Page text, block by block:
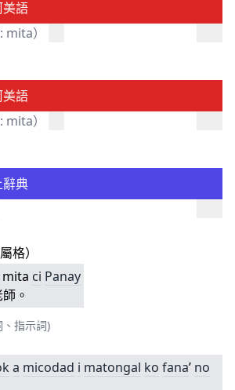
語
mita）
語
mita）
辭典
格）
mita ci Panay
。
指示詞)
a micodad i matongal ko fana’ no